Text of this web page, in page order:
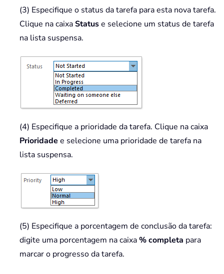
(3) Especifique o status da tarefa para esta nova tarefa.
Clique na caixaStatuse selecione um status de tarefa
na lista suspensa.
(4) Especifique a prioridade da tarefa. Clique na caixa
Prioridade e selecione uma prioridade de tarefa na
lista suspensa.
(5) Especifique a porcentagem de conclusão da tarefa:
digite uma porcentagem na caixa% completa para
marcar o progresso da tarefa.